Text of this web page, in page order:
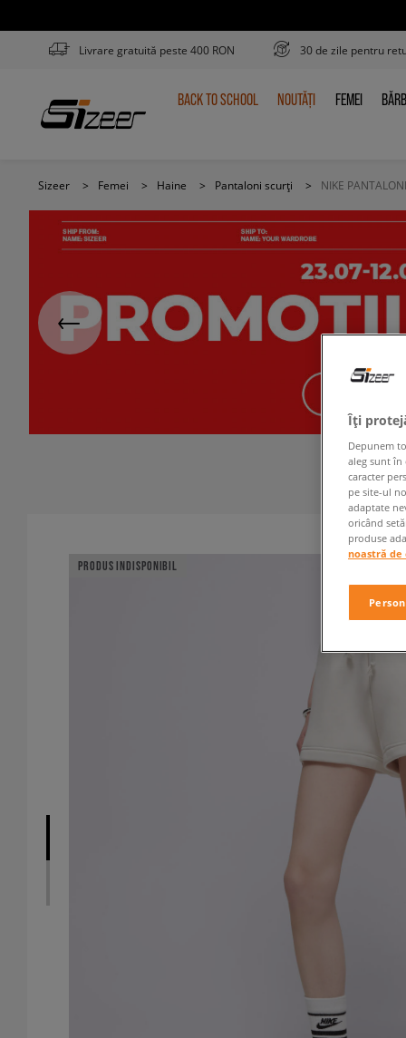
Livrare gratuită peste 400 RON 30 de zile pentru
BACK
BACK TO SCHOOL NOUTĂȚI
NOUTĂȚI FEMEI
FEMEI
Sizeer > Femei > Haine > Pantaloni scurți > NIKE
PRODUS INDISPONIBIL
Îți
Depunem
aleg sunt în
caracter
pe site-ul
adaptate
oricând
produse
noastră